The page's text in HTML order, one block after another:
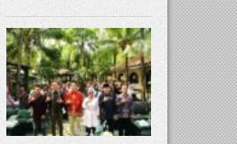
Tamee Irelly Menjadi Juri Open
Film Terbaru...
Sep 08, 2025 Comments Off
Bekasi, Broadcastmagz – Dalam upaya
talenta...